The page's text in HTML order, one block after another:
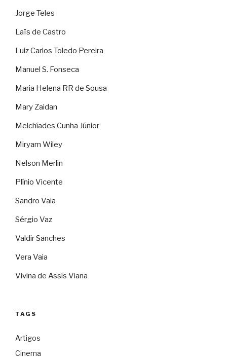
Jorge Teles
Laïs de Castro
Luiz Carlos Toledo Pereira
Manuel S. Fonseca
Maria Helena RR de Sousa
Mary Zaidan
Melchíades Cunha Júnior
Miryam Wiley
Nelson Merlin
Plínio Vicente
Sandro Vaia
Sérgio Vaz
Valdir Sanches
Vera Vaia
Vivina de Assis Viana
TAGS
Artigos
Cinema